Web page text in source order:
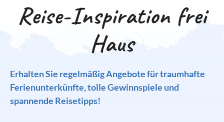
Reise-Inspiration frei
Haus
Erhalten Sie regelmäßig Angebote für traumhafte
Ferienunterkünfte, tolle Gewinnspiele und
spannende Reisetipps!